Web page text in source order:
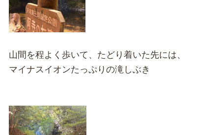
山間を程よく歩いて、たどり着いた先には、
マイナスイオンたっぷりの滝しぶき